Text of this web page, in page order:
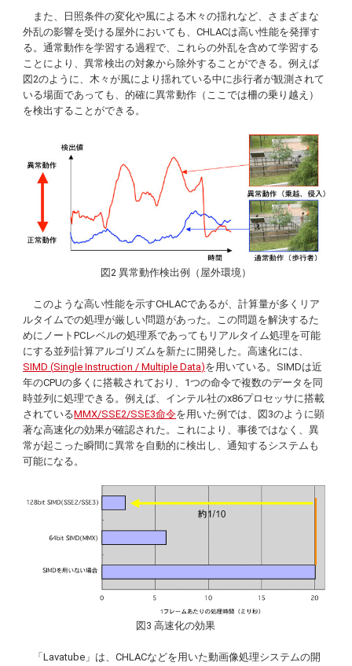
また、日照条件の変化や風による木々の揺れなど、さまざまな
外乱の影響を受ける屋外においても、CHLACは高い性能を発揮す
る。通常動作を学習する過程で、これらの外乱を含めて学習する
ことにより、異常検出の対象から除外することができる。例えば
図2のように、木々が風により揺れている中に歩行者が観測されて
いる場面であっても、的確に異常動作（ここでは柵の乗り越え）
を検出することができる。
図2 異常動作検出例（屋外環境）
このような高い性能を示すCHLACであるが、計算量が多くリア
ルタイムでの処理が厳しい問題があった。この問題を解決するた
めにノートPCレベルの処理系であってもリアルタイム処理を可能
にする並列計算アルゴリズムを新たに開発した。高速化には、
SIMD (Single Instruction / Multiple Data)を用いている。SIMDは近
年のCPUの多くに搭載されており、1つの命令で複数のデータを同
時並列に処理できる。例えば、インテル社のx86プロセッサに搭載
されているMMX/SSE2/SSE3命令を用いた例では、図3のように顕
著な高速化の効果が確認された。これにより、事後ではなく、異
常が起こった瞬間に異常を自動的に検出し、通知するシステムも
可能になる。
図3 高速化の効果
「Lavatube 」は、CHLACなどを用いた動画像処理システムの開